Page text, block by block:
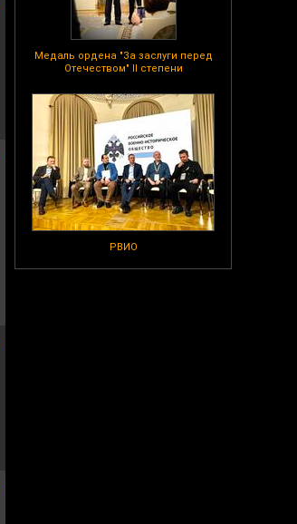
Медаль ордена "За заслуги перед
Отечеством" II степени
РВИО